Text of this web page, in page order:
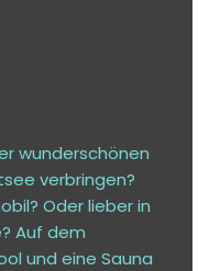
wunderschönen
verbringen?
Oder lieber in
Auf dem
und eine Sauna